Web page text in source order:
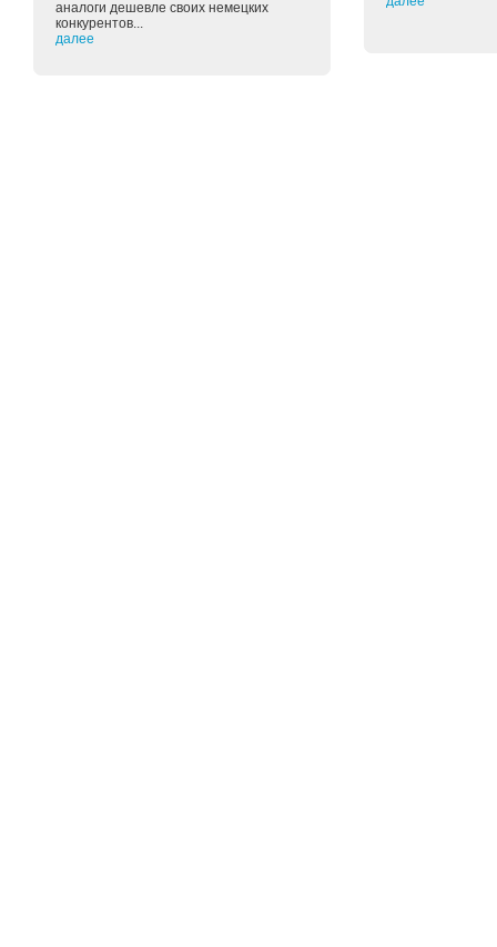
аналоги дешевле своих немецких
конкурентов...
далее